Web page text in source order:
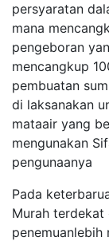
persyaratan
mana
pengeboran
mencangkup
pembuatan
di laksanakan
mataair yang
mengunakan
pengunaanya
Pada
Murah